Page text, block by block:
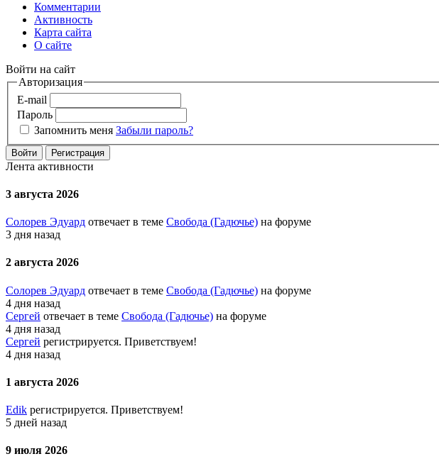
Комментарии
Активность
Карта сайта
О сайте
Войти на сайт
Авторизация
E-mail
Пароль
Запомнить меня Забыли пароль?
Войти Регистрация
Лента активности
3 августа 2026
Солорев Эдуард отвечает в теме Свобода (Гадючье) на форуме
3 дня назад
2 августа 2026
Солорев Эдуард отвечает в теме Свобода (Гадючье) на форуме
4 дня назад
Сергей отвечает в теме Свобода (Гадючье) на форуме
4 дня назад
Сергей регистрируется. Приветствуем!
4 дня назад
1 августа 2026
Edik регистрируется. Приветствуем!
5 дней назад
9 июля 2026